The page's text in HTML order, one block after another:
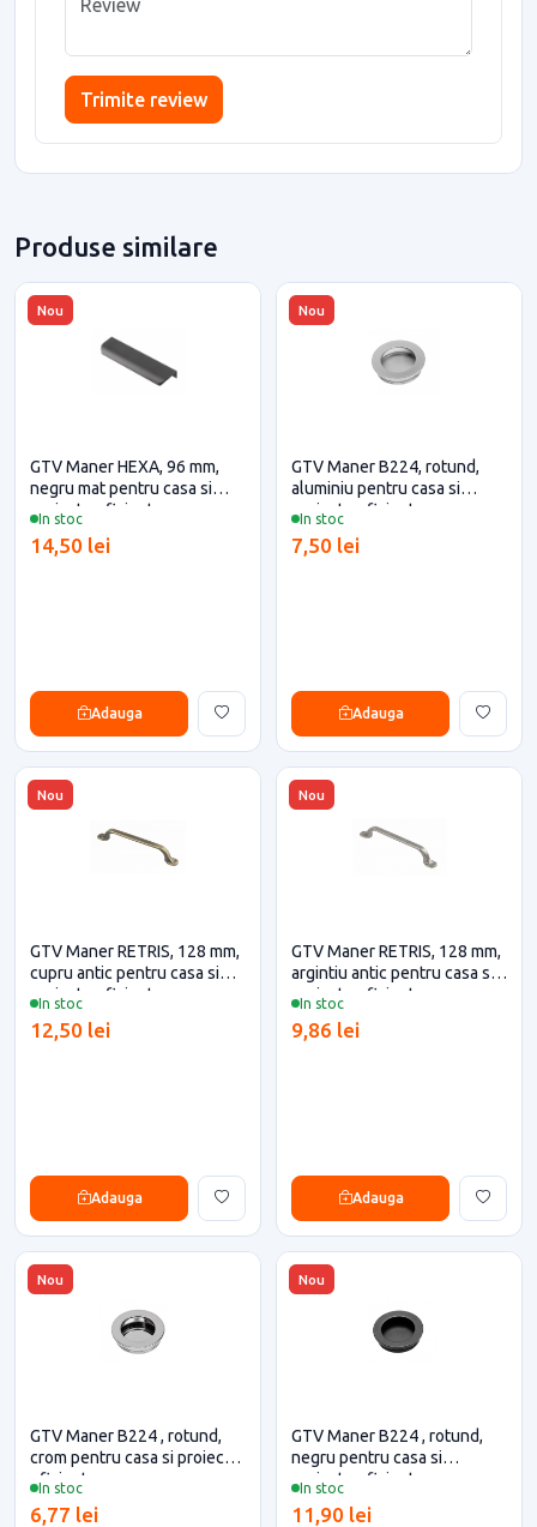
Trimite review
Produse similare
Nou
In stoc
GTV Maner HEXA, 96 mm,
negru mat pentru casa si
proiecte eficiente
14,50 lei
Adauga
Nou
In stoc
GTV Maner B224, rotund,
aluminiu pentru casa si
proiecte eficiente
7,50 lei
Adauga
Nou
In stoc
GTV Maner RETRIS, 128 mm,
cupru antic pentru casa si
proiecte eficiente
12,50 lei
Adauga
Nou
In stoc
GTV Maner RETRIS, 128 mm,
argintiu antic pentru casa si
proiecte eficiente
9,86 lei
Adauga
Nou
In stoc
GTV Maner B224 , rotund,
crom pentru casa si proiecte
eficiente
6,77 lei
Nou
In stoc
GTV Maner B224 , rotund,
negru pentru casa si
proiecte eficiente
11,90 lei